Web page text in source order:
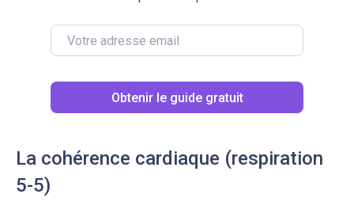
Obtenir le guide gratuit
La cohérence cardiaque (respiration
5-5)